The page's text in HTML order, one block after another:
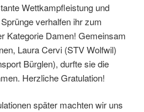
Wettkampfleistung und
verhalfen ihr zum
Kategorie Damen! Gemeinsam
Laura Cervi (STV Wolfwil)
Bürglen), durfte sie die
Herzliche Gratulation!
später machten wir uns